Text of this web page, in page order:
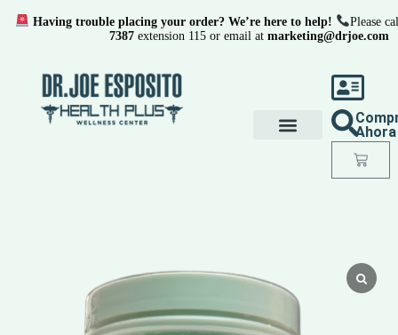
Ahora
Having trouble placing your order? We’re here to help!
Please
7387 extension 115 or email at marketing@drjoe.com